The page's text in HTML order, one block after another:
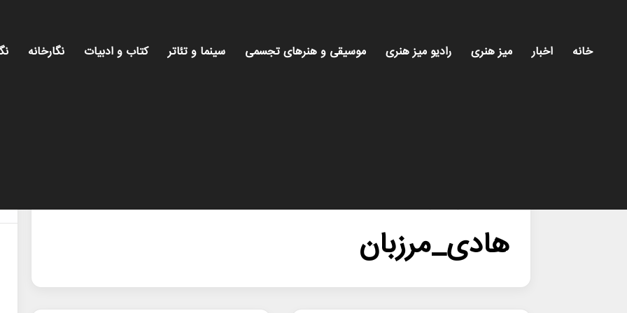
خانه اخبار میز هنری رادیو میز هنری موسیقی و هنرهای تجسمی سینما و تئاتر کتاب و ادبیات نگارخانه
هادی_مرزبان